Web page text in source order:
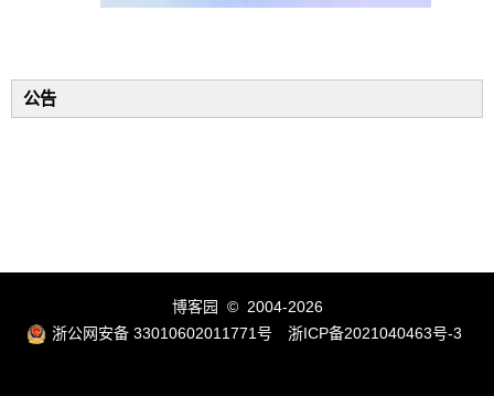
公告
博客园
© 2004-2026
浙公网安备 33010602011771号
浙ICP备2021040463号-3